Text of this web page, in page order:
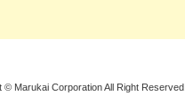
© Marukai Corporation All Right Reserved.